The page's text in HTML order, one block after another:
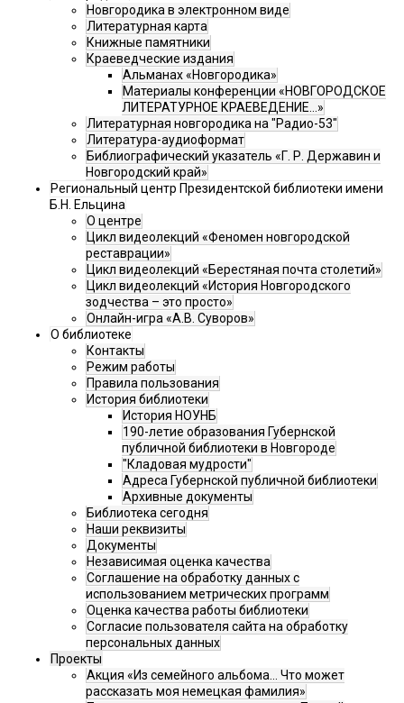
Новгородика в электронном виде
Литературная карта
Книжные памятники
Краеведческие издания
Альманах «Новгородика»
Материалы конференции «НОВГОРОДСКОЕ
ЛИТЕРАТУРНОЕ КРАЕВЕДЕНИЕ...»
Литературная новгородика на "Радио-53"
Литература-аудиоформат
Библиографический указатель «Г. Р. Державин и
Новгородский край»
Региональный центр Президентской библиотеки имени
Б.Н. Ельцина
О центре
Цикл видеолекций «Феномен новгородской
реставрации»
Цикл видеолекций «Берестяная почта столетий»
Цикл видеолекций «История Новгородского
зодчества – это просто»
Онлайн-игра «А.В. Суворов»
О библиотеке
Контакты
Режим работы
Правила пользования
История библиотеки
История НОУНБ
190-летие образования Губернской
публичной библиотеки в Новгороде
"Кладовая мудрости"
Адреса Губернской публичной библиотеки
Архивные документы
Библиотека сегодня
Наши реквизиты
Документы
Независимая оценка качества
Соглашение на обработку данных с
использованием метрических программ
Оценка качества работы библиотеки
Согласие пользователя сайта на обработку
персональных данных
Проекты
Акция «Из семейного альбома... Что может
рассказать моя немецкая фамилия»